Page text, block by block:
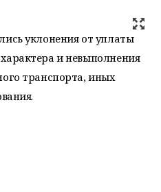
уклонения от уплаты
и невыполнения
транспорта, иных